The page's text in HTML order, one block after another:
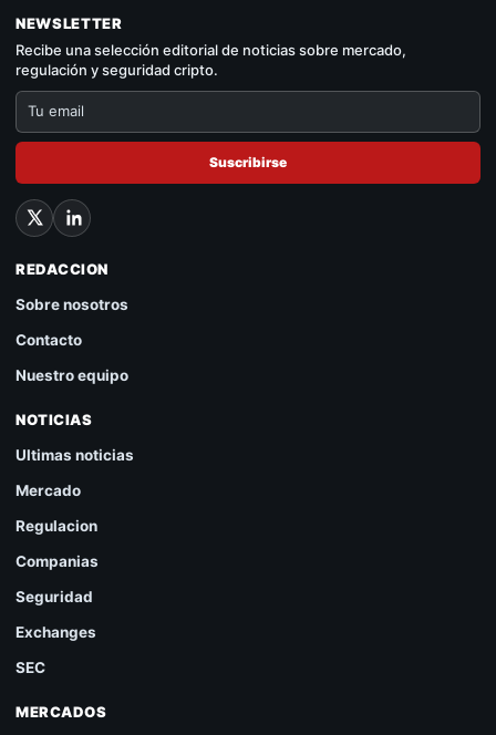
NEWSLETTER
Recibe una selección editorial de noticias sobre mercado,
regulación y seguridad cripto.
Suscribirse
REDACCION
Sobre nosotros
Contacto
Nuestro equipo
NOTICIAS
Ultimas noticias
Mercado
Regulacion
Companias
Seguridad
Exchanges
SEC
MERCADOS